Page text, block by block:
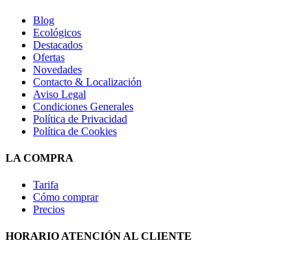
Blog
Ecológicos
Destacados
Ofertas
Novedades
Contacto & Localización
Aviso Legal
Condiciones Generales
Política de Privacidad
Política de Cookies
LA COMPRA
Tarifa
Cómo comprar
Precios
HORARIO ATENCIÓN AL CLIENTE